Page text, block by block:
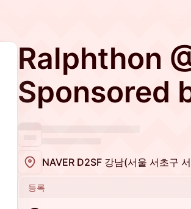
Ralphthon
Sponsored
NAVER D2SF 강남(서울 서초구
등록